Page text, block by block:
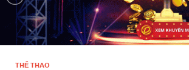
THỂ THAO